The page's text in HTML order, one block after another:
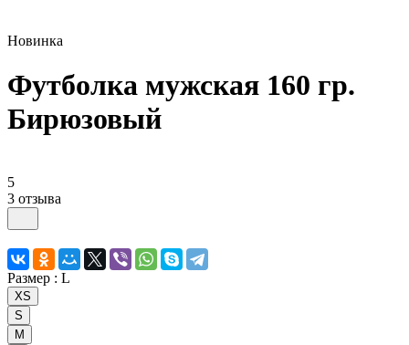
Новинка
Футболка мужская 160 гр.
Бирюзовый
5
3 отзыва
Размер : L
XS
S
M